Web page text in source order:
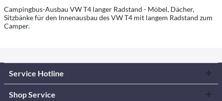
Campingbus-Ausbau VW T4 langer Radstand - Möbel, Dächer,
Sitzbänke für den Innenausbau des VW T4 mit langem Radstand zum
Camper.
Service Hotline
Shop Service